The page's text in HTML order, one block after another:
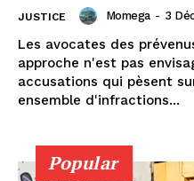
JUSTICE Momega - 3
Les avocates des
approche n'est pas
accusations qui pèsent
ensemble d'infractions...
Popular